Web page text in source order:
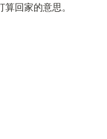
回家的意思。